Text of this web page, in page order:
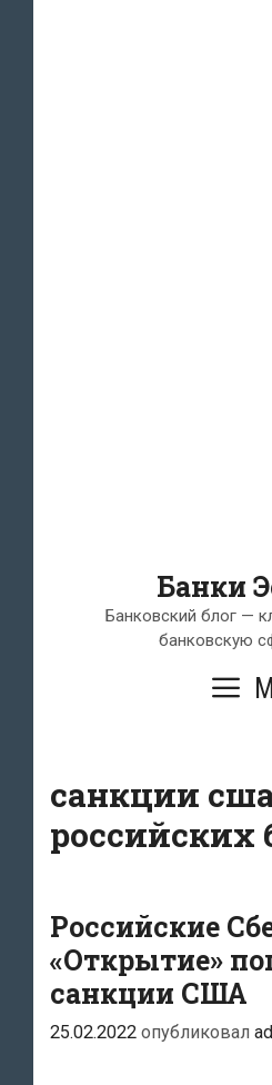
Банки
Банковский блог —
банковскую
санкции
российских
Российские
«Открытие»
санкции США
25.02.2022 опубликовал